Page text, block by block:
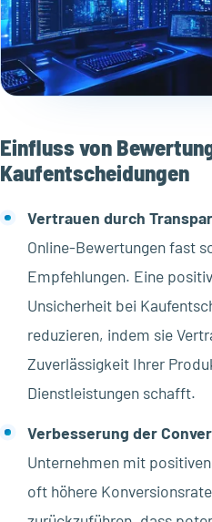
Einfluss von
Kaufentscheidungen
Vertrauen durch
Online-Bewertungen fast
Empfehlungen. Eine
Unsicherheit bei
reduzieren, indem sie
Zuverlässigkeit Ihrer
Dienstleistungen schafft.
Verbesserung der
Unternehmen mit
oft höhere